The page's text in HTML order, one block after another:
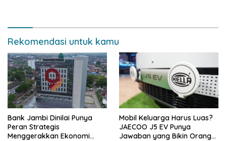
Rekomendasi untuk kamu
Bank Jambi Dinilai Punya
Peran Strategis
Menggerakkan Ekonomi
Mobil Keluarga Harus Luas?
JAECOO J5 EV Punya
Jawaban yang Bikin Orang